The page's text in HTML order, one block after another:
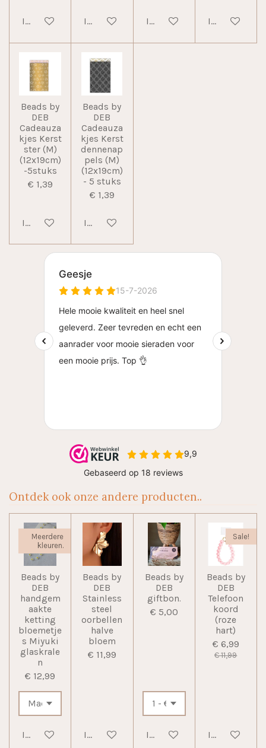
In winkelwagenIn winkelwagenIn winkelwagenIn
Beads by
DEB
Cadeauza
kjes Kerst
ster (M)
(12x19cm)
-5stuks
€ 1,39
In winkelwagen
Beads by
DEB
Cadeauza
kjes Kerst
dennenap
pels (M)
(12x19cm)
- 5 stuks
€ 1,39
In winkelwagen
Ontdek ook onze andere producten..
Meerdere
kleuren.
Beads by
DEB
handgem
aakte
ketting
bloemetje
s Miyuki
glaskrale
n
€ 12,99
In winkelwagen
Beads by
DEB
Stainless
steel
oorbellen
halve
bloem
€ 11,99
In winkelwagen
Beads by
DEB
giftbon.
€ 5,00
In winkelwagen
Sale!
Beads by
DEB
Telefoon
koord
(roze
hart)
€ 6,99
€ 11,99
In